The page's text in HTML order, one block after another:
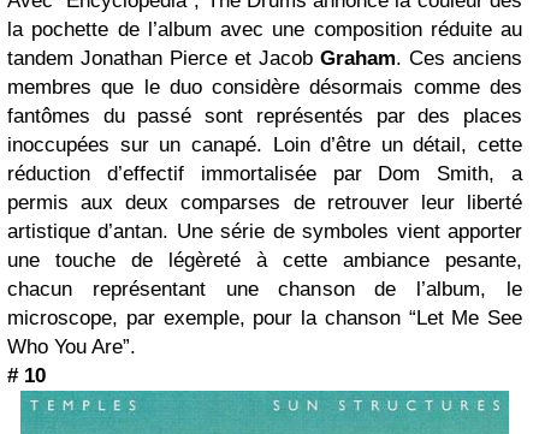
la pochette de l’album avec une composition réduite au
tandem Jonathan Pierce et Jacob Graham. Ces anciens
membres que le duo considère désormais comme des
fantômes du passé sont représentés par des places
inoccupées sur un canapé. Loin d’être un détail, cette
réduction d’effectif immortalisée par Dom Smith, a
permis aux deux comparses de retrouver leur liberté
artistique d’antan. Une série de symboles vient apporter
une touche de légèreté à cette ambiance pesante,
chacun représentant une chanson de l’album, le
microscope, par exemple, pour la chanson “Let Me See
Who You Are”.
# 10